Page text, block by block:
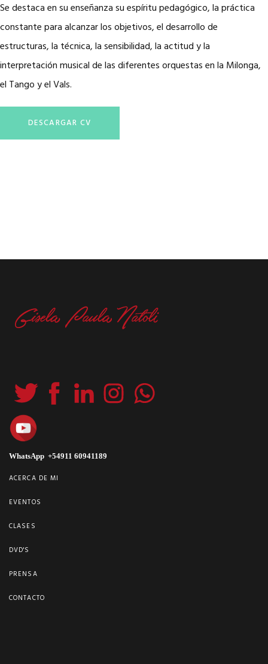
Se destaca en su enseñanza su espíritu pedagógico, la práctica
constante para alcanzar los objetivos, el desarrollo de
estructuras, la técnica, la sensibilidad, la actitud y la
interpretación musical de las diferentes orquestas en la Milonga,
el Tango y el Vals.
DESCARGAR CV
WhatsApp +54911 60941189
ACERCA DE MI
EVENTOS
CLASES
DVD'S
PRENSA
CONTACTO